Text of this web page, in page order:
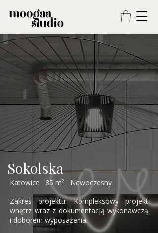
Sokolska
Katowice 85 m² Nowoczesny ​​
Zakres projektu: Kompleksowy projekt
wnętrz wraz z dokumentacją wykonawczą
i doborem wyposażenia.